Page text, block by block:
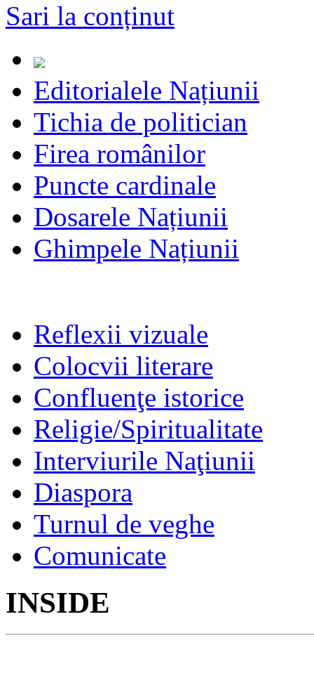
Sari la conținut
Editorialele Națiunii
Tichia de politician
Firea românilor
Puncte cardinale
Dosarele Națiunii
Ghimpele Națiunii
Reflexii vizuale
Colocvii literare
Confluenţe istorice
Religie/Spiritualitate
Interviurile Naţiunii
Diaspora
Turnul de veghe
Comunicate
INSIDE